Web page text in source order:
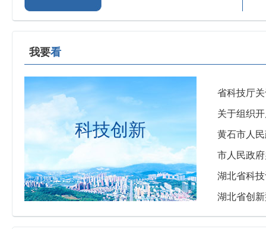
我要看
科技创新
省科技厅
关于组织
黄石市人
市人民政
湖北省科
湖北省创